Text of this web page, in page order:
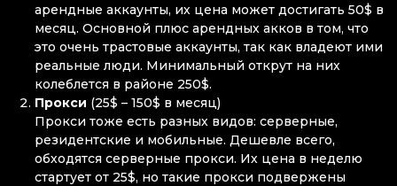
арендные аккаунты, их цена может достигать 50$ в
месяц. Основной плюс арендных акков в том, что
это очень трастовые аккаунты, так как владеют ими
реальные люди. Минимальный открут на них
колеблется в районе 250$.
Прокси (25$ – 150$ в месяц)
Прокси тоже есть разных видов: серверные,
резидентские и мобильные. Дешевле всего,
обходятся серверные прокси. Их цена в неделю
стартует от 25$, но такие прокси подвержены